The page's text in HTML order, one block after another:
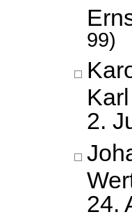
99)
2.
24.